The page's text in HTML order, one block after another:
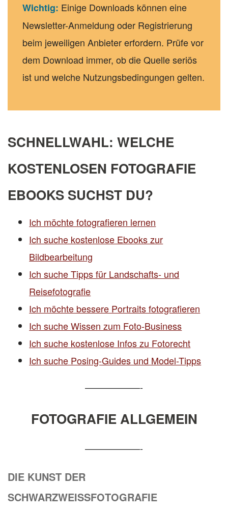
Wichtig: Einige Downloads können eine
Newsletter-Anmeldung oder Registrierung
beim jeweiligen Anbieter erfordern. Prüfe vor
dem Download immer, ob die Quelle seriös
ist und welche Nutzungsbedingungen gelten.
SCHNELLWAHL: WELCHE
KOSTENLOSEN FOTOGRAFIE
EBOOKS SUCHST DU?
Ich möchte fotografieren lernen
Ich suche kostenlose Ebooks zur
Bildbearbeitung
Ich suche Tipps für Landschafts- und
Reisefotografie
Ich möchte bessere Portraits fotografieren
Ich suche Wissen zum Foto-Business
Ich suche kostenlose Infos zu Fotorecht
Ich suche Posing-Guides und Model-Tipps
——————-
FOTOGRAFIE ALLGEMEIN
——————-
DIE KUNST DER
SCHWARZWEISSFOTOGRAFIE